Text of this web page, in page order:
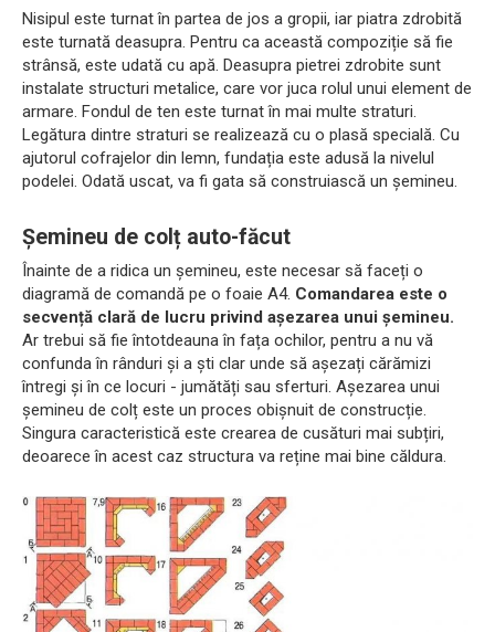
Nisipul este turnat în partea de jos a gropii, iar piatra zdrobită
este turnată deasupra. Pentru ca această compoziție să fie
strânsă, este udată cu apă. Deasupra pietrei zdrobite sunt
instalate structuri metalice, care vor juca rolul unui element de
armare. Fondul de ten este turnat în mai multe straturi.
Legătura dintre straturi se realizează cu o plasă specială. Cu
ajutorul cofrajelor din lemn, fundația este adusă la nivelul
podelei. Odată uscat, va fi gata să construiască un șemineu.
Șemineu de colț auto-făcut
Înainte de a ridica un șemineu, este necesar să faceți o
diagramă de comandă pe o foaie A4. Comandarea este o
secvență clară de lucru privind așezarea unui șemineu.
Ar trebui să fie întotdeauna în fața ochilor, pentru a nu vă
confunda în rânduri și a ști clar unde să așezați cărămizi
întregi și în ce locuri - jumătăți sau sferturi. Așezarea unui
șemineu de colț este un proces obișnuit de construcție.
Singura caracteristică este crearea de cusături mai subțiri,
deoarece în acest caz structura va reține mai bine căldura.